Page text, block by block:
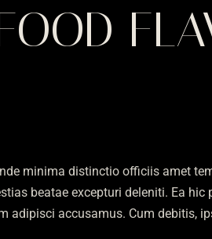
minima distinctio officiis amet
beatae excepturi deleniti. Ea
adipisci accusamus. Cum debitis,